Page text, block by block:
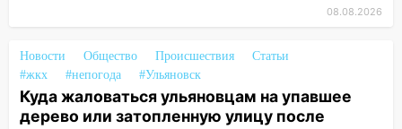
В Кузоватово после прокурорской
пешеходных переходах
14:40 На проспекте Гая в Ульяновске
запретили остановку автомобилей на
08.08.2026
Новости Общество Происшествия
Статьи
#жкх
#непогода #Ульяновск
Куда жаловаться ульяновцам на упавшее
дерево или затопленную улицу после